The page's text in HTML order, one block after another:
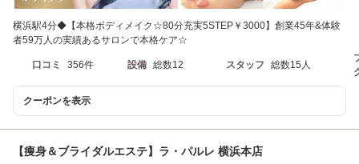
横浜駅4分◆【本格ボディメイク☆80分充実5STEP￥3000】創業45年&体験
者59万人の実績あるサロンで本格ケア☆
口コミ 356件 設備 総数12 スタッフ 総数15人
クーポンを表示
【痩身＆ブライダルエステ】ラ・パルレ 横浜本店